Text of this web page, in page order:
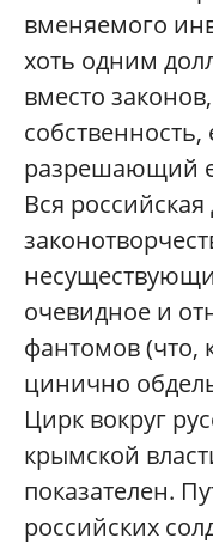
вменяемого
хоть одним
вместо
собственность,
разрешающий
Вся
очевидное и
фантомов (что,
цинично
Цирк вокруг
крымской
показателен.
российских